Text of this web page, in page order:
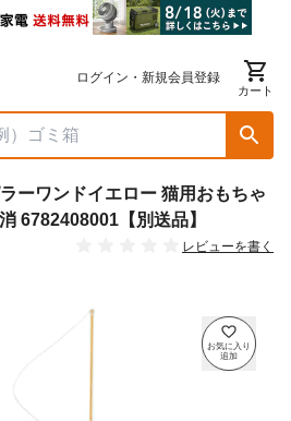
ログイン・新規会員登録
カート
ーワンドイエロー 猫用おもちゃ
6782408001【別送品】
レビューを書く